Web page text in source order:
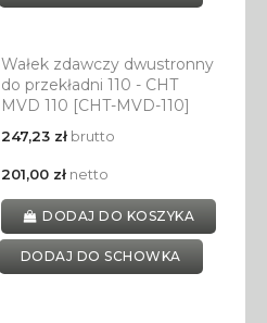
Wałek zdawczy dwustronny
do przekładni 110 - CHT
MVD 110 [CHT-MVD-110]
247,23 złbrutto
201,00 złnetto
DODAJ DO KOSZYKA
DODAJ DO SCHOWKA